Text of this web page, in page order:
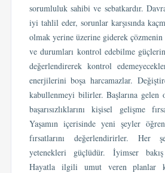
sorumluluk sahibi ve sebatkardır.
iyi tahlil eder, sorunlar karşısında
olmak yerine üzerine giderek çözmenin
ve durumları kontrol edebilme
değerlendirerek kontrol
enerjilerini boşa harcamazlar.
kabullenmeyi bilirler. Başlarına gelen
başarısızlıklarını kişisel gelişme
Yaşamın içerisinde yeni şeyler
fırsatlarını değerlendirirler. Her
yetenekleri güçlüdür. İyimser bakış
Hayatla ilgili umut veren planlar